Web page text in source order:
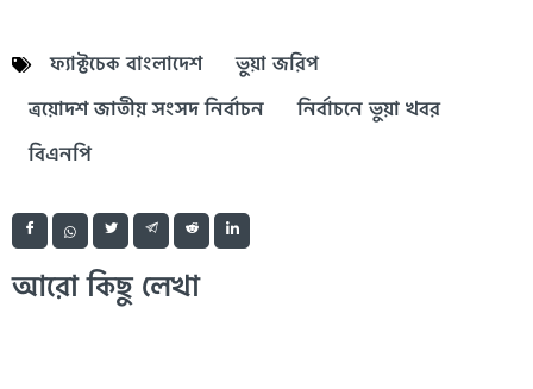
ফ্যাক্টচেক বাংলাদেশ
ভুয়া জরিপ
ত্রয়োদশ জাতীয় সংসদ নির্বাচন
নির্বাচনে ভুয়া খবর
বিএনপি
আরো কিছু লেখা